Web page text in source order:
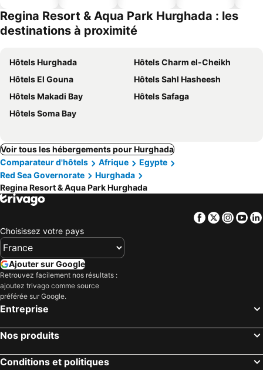
Regina Resort & Aqua Park Hurghada : les
destinations à proximité
Hôtels Hurghada
Hôtels Charm el-Cheikh
Hôtels El Gouna
Hôtels Sahl Hasheesh
Hôtels Makadi Bay
Hôtels Safaga
Hôtels Soma Bay
Voir tous les hébergements pour Hurghada
Comparateur d'hôtels
Afrique
Egypte
Red Sea Governorate
Hurghada
Regina Resort & Aqua Park Hurghada
Facebook
Twitter
Choisissez votre pays
Ajouter sur Google
Retrouvez facilement nos résultats :
ajoutez trivago comme source
préférée sur Google.
Entreprise
Nos produits
Conditions et politiques